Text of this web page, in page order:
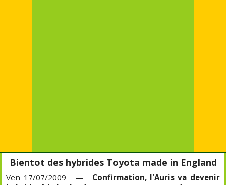
Bientot des hybrides Toyota made in England
Ven 17/07/2009 — Confirmation, l'Auris va devenir